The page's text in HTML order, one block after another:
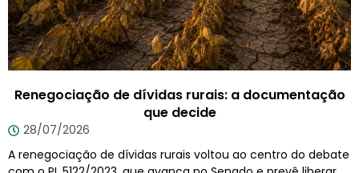
Renegociação de dívidas rurais: a documentação
que decide
28/07/2026
A renegociação de dívidas rurais voltou ao centro do debate